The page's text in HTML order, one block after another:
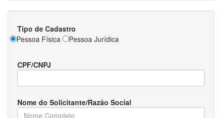
Tipo de Cadastro
Pessoa Física
Pessoa Jurídica
CPF/CNPJ
Nome do Solicitante/Razão Social